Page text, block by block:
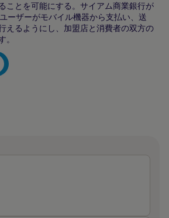
ことを可能にする。サイアム商業銀行が
ーザーがモバイル機器から支払い、送
えるようにし、加盟店と消費者の双方の
。